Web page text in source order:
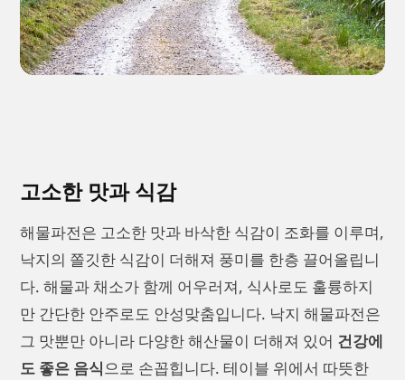
고소한 맛과 식감
해물파전은 고소한 맛과 바삭한 식감이 조화를 이루며,
낙지의 쫄깃한 식감이 더해져 풍미를 한층 끌어올립니
다. 해물과 채소가 함께 어우러져, 식사로도 훌륭하지
만 간단한 안주로도 안성맞춤입니다. 낙지 해물파전은
그 맛뿐만 아니라 다양한 해산물이 더해져 있어 건강에
도 좋은 음식으로 손꼽힙니다. 테이블 위에서 따뜻한